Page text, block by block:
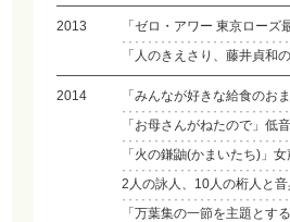
2013
「ゼロ・アワー 東京ローズ
「人のきえさり、藤井貞和
2014
「みんなが好きな給食のお
「お母さんがねたので」低
「火の鎌鼬(かまいたち)」
2人の詠人、10人の桁人と
「万葉集の一節を主題とす